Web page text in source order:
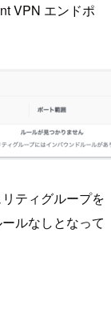
VPN エンドポ
ティグループを
ルなしとなって